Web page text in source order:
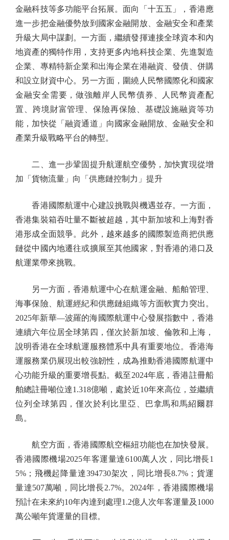
金融科技等多功能平台拓展。面向「十五五」，香港應
進一步把金融優勢放到國家金融開放、金融安全和產業
升級大局中謀劃。一方面，繼續發揮連接全球資本和內
地資產的獨特作用，支持更多內地科技企業、先進製造
企業、專精特新企業和出海企業在港融資、發債、併購
和設立財資中心。另一方面，圍繞人民幣國際化和國家
金融安全需要，做強離岸人民幣債券、人民幣資產配
置、跨境財富管理、保險再保險、基礎設施融資等功
能，加快從「融資通道」向國家金融開放、金融安全和
產業升級戰略平台的轉型。
二、進一步鞏固提升航運航空優勢，加快實現從增
加「貨物流量」向「供應鏈控制力」提升
香港國際航運中心建設挑戰與機遇並存。一方面，
香港集裝箱吞吐量不斷被超越，其中新加坡和上海對香
港形成全面競爭。此外，越來越多的國際製造商把供應
鏈從中國內地遷往或擴展至其他國家，對香港的港口及
航運業帶來挑戰。
另一方面，香港航運中心在航運金融、船舶管理、
海事保險、航運經紀和供應鏈組織等方面軟實力突出。
2025年新華—波羅的海國際航運中心發展指數中，香港
連續六年位居全球第四，僅次於新加坡、倫敦和上海，
說明香港在全球航運服務體系中具有重要地位。香港海
運服務業仍展現出較強韌性，成為推動香港國際航運中
心功能升級的重要增長點。截至2024年底，香港註冊船
舶總註冊噸位達1.318億噸，處於近10年來高位，並繼續
位列全球第四，僅次於利比里亞、巴拿馬和馬紹爾群
島。
航空方面，香港國際航空樞紐功能也在加快發展。
香港國際機場2025年客運量達6100萬人次，同比增長1
5%；飛機起降量達394730架次，同比增長8.7%；貨運
量達507萬噸，同比增長2.7%。2024年，香港國際機場
預計在未來約10年內達到處理1.2億人次年客運量及1000
萬公噸年貨運量的目標。